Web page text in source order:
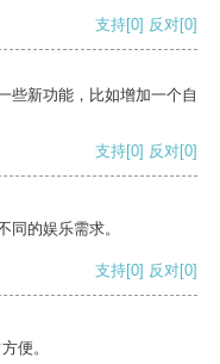
支持[0] 反对[0]
些新功能，比如增加一个自
支持[0] 反对[0]
同的娱乐需求。
支持[0] 反对[0]
便。